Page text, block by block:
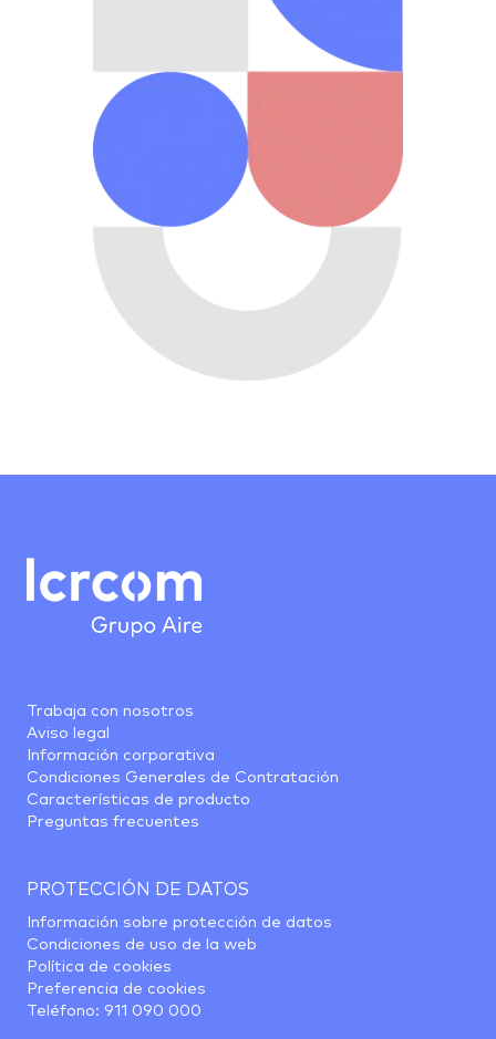
Trabaja con nosotros
Aviso legal
Información corporativa
Condiciones Generales de Contratación
Características de producto
Preguntas frecuentes
PROTECCIÓN DE DATOS
Información sobre protección de datos
Condiciones de uso de la web
Política de cookies
Preferencia de cookies
Teléfono: 911 090 000